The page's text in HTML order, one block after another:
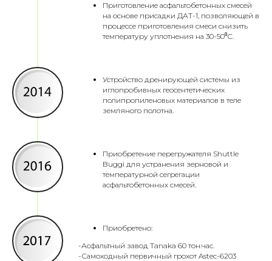
Приготовление асфальтобетонных смесей
на основе присадки ДАТ-1, позволяющей в
процессе приготовления смеси снизить
температуру уплотнения на 30-50⁰С.
Устройство дренирующей системы из
иглопробивных геосентетических
полипропиленовых материалов в теле
земляного полотна.
Приобретение перегружателя Shuttle
Buggi для устранения зерновой и
температурной сегрегации
асфальтобетонных смесей.
Приобретено:
-Асфальтный завод Tanaka 60 тон.час.
-Самоходный первичный грохот Astec-6203